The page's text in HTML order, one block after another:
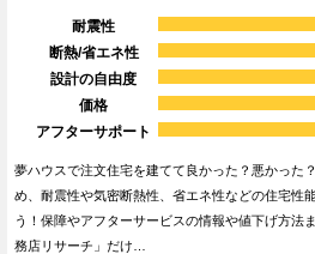
耐震性
断熱/省エネ性
設計の自由度
価格
アフターサポート
夢ハウスで注文住宅を建てて良かった？悪かった
め、耐震性や気密断熱性、省エネ性などの住宅性
う！保障やアフターサービスの情報や値下げ方法
務店リサーチ」だけ…